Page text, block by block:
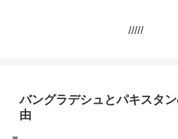
/////
バングラデシュとパキスタ
由